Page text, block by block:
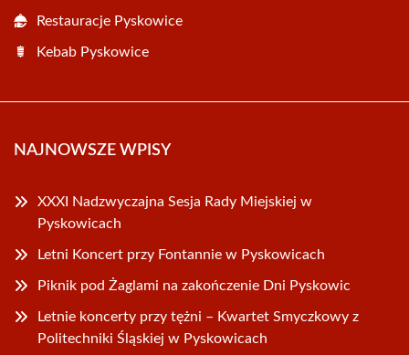
Restauracje Pyskowice
Kebab Pyskowice
NAJNOWSZE WPISY
XXXI Nadzwyczajna Sesja Rady Miejskiej w
Pyskowicach
Letni Koncert przy Fontannie w Pyskowicach
Piknik pod Żaglami na zakończenie Dni Pyskowic
Letnie koncerty przy tężni – Kwartet Smyczkowy z
Politechniki Śląskiej w Pyskowicach